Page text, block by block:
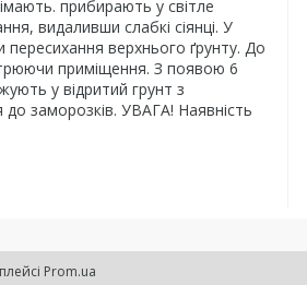
прибирають у світле
видаливши слабкі сіянці. У
пересихання верхнього ґрунту. До
приміщення. З появою 6
у відритий грунт з
заморозків. УВАГА! Наявність
Prom.ua